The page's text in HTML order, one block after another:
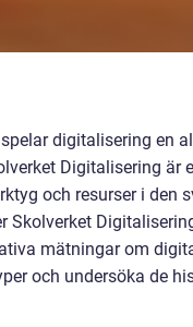
digitalisering en
Digitalisering
och resurser i den
Skolverket
mätningar om
och undersöka de